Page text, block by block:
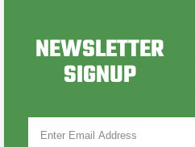
NEWSLETTER
SIGNUP